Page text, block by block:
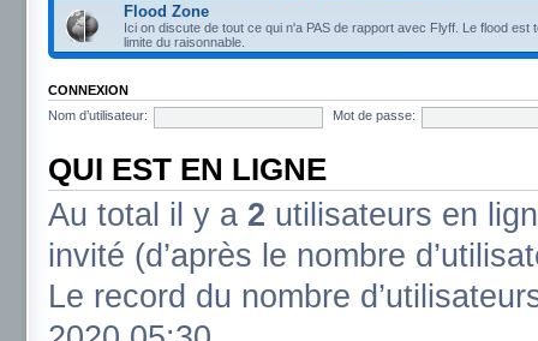
Flood Zone
Ici on discute de tout ce qui n'a PAS de rapport avec Flyff. Le flood est
limite du raisonnable.
CONNEXION
Nom d’utilisateur:
Mot de passe:
QUI EST EN LIGNE
Au total il y a 2 utilisateurs en
invité (d’après le nombre
Le record du nombre